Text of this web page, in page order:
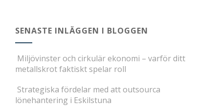
SENASTE INLÄGGEN I BLOGGEN
Miljövinster och cirkulär ekonomi – varför ditt
metallskrot faktiskt spelar roll
Strategiska fördelar med att outsourca
lönehantering i Eskilstuna